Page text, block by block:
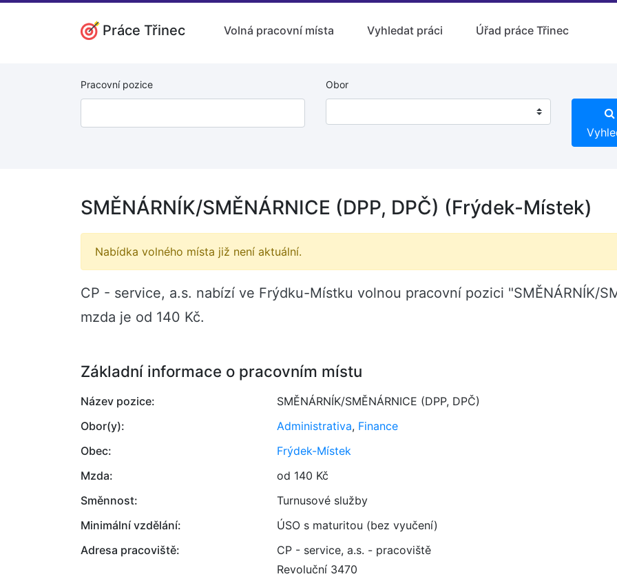
Práce Třinec Volná pracovní místa Vyhledat práci Úřad práce Třinec
Pracovní pozice Obor
SMĚNÁRNÍK/SMĚNÁRNICE (DPP, DPČ) (Frýdek-Místek)
Nabídka volného místa již není aktuální.
CP - service, a.s. nabízí ve Frýdku-Místku volnou pracovní pozici "SMĚNÁRNÍK/
mzda je od 140 Kč.
Základní informace o pracovním místu
Název pozice:
SMĚNÁRNÍK/SMĚNÁRNICE (DPP, DPČ)
Obor(y):
Administrativa, Finance
Obec:
Frýdek-Místek
Mzda:
od 140 Kč
Směnnost:
Turnusové služby
Minimální vzdělání:
ÚSO s maturitou (bez vyučení)
Adresa pracoviště:
CP - service, a.s. - pracoviště
Revoluční 3470